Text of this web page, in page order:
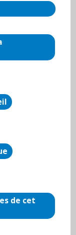
de cet